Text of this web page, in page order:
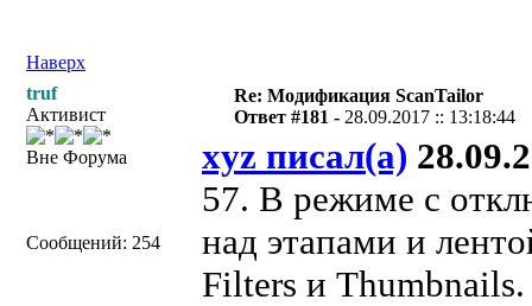
Наверх
truf
Активист
Вне Форума
Сообщений: 254
Re: Модификация ScanTailor
Ответ #181 - 28.09.2017 :: 13:18:44
xyz писал(а)
57. В режиме с
над этапами и
Filters и Thumbnails.